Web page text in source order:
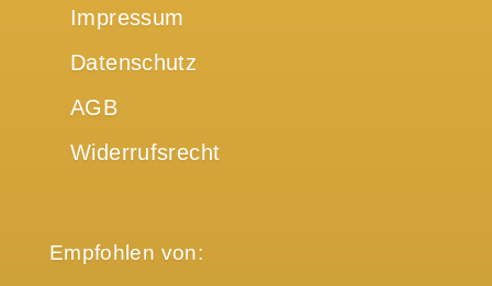
Impressum
Datenschutz
AGB
Widerrufsrecht
Empfohlen von: